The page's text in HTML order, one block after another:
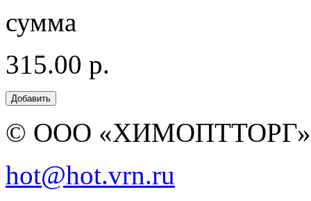
сумма
315.00 р.
© ООО
hot@hot.vrn.ru